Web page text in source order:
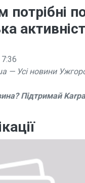
потрібні
— Усі новини
Підтримай